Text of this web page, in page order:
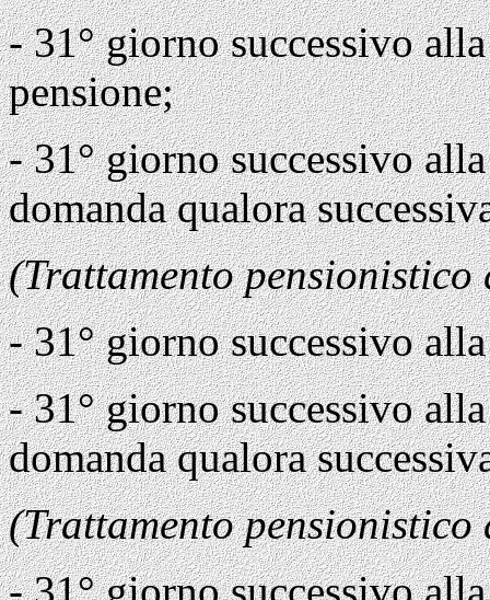
- 31° giorno successivo
pensione;
- 31° giorno successivo
domanda qualora
(Trattamento pensionistico
- 31° giorno successivo
- 31° giorno successivo
domanda qualora
(Trattamento